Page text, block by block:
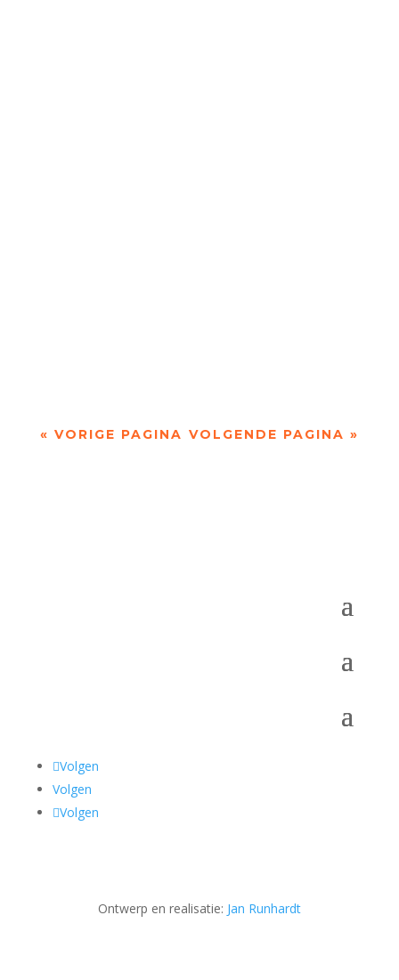
« VORIGE PAGINA VOLGENDE PAGINA »
Volgen
Volgen
Volgen
Ontwerp en realisatie: Jan Runhardt